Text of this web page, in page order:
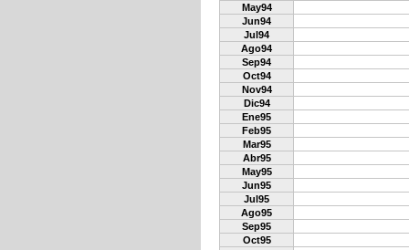
May94
Jun94
Jul94
Ago94
Sep94
Oct94
Nov94
Dic94
Ene95
Feb95
Mar95
Abr95
May95
Jun95
Jul95
Ago95
Sep95
Oct95